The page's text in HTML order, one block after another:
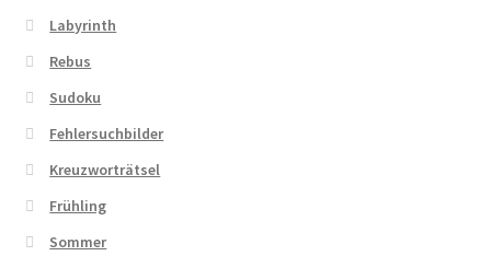
Labyrinth
Rebus
Sudoku
Fehlersuchbilder
Kreuzworträtsel
Frühling
Sommer